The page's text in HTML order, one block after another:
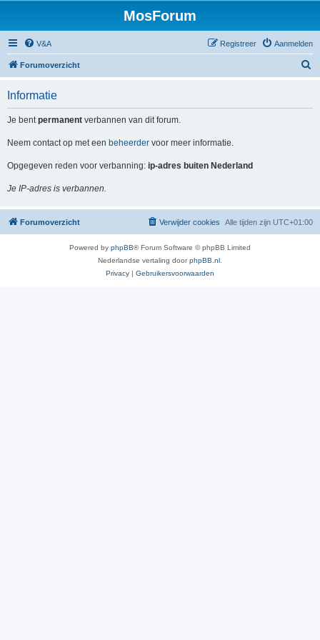
MosForum
V&A Aanmelden
Registreer
Forumoverzicht
Informatie
Je bentpermanent verbannen van dit forum.
Neem contact op met een beheerder voor meer informatie.
Opgegeven reden voor verbanning: ip-adres buiten Nederland
Je IP-adres is verbannen.
Forumoverzicht Alle tijden zijn UTC+01:00
Verwijder cookies
Powered by phpBB® Forum Software © phpBB Limited
Nederlandse vertaling doorphpBB.nl
Privacy | Gebruikersvoorwaarden